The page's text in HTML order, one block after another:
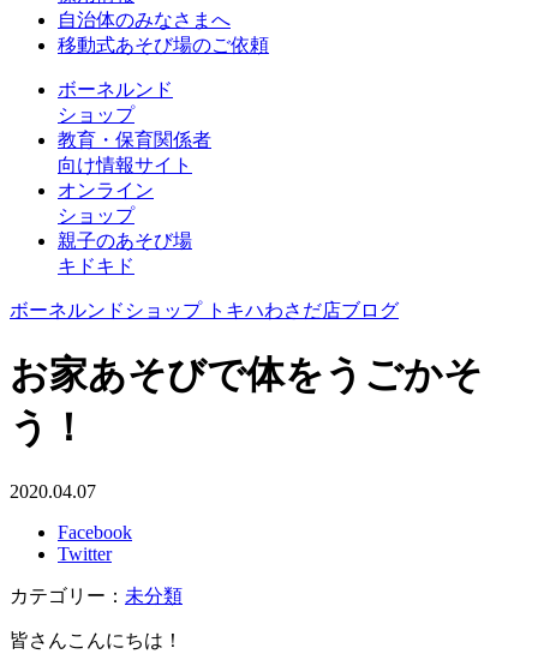
自治体のみなさまへ
移動式あそび場のご依頼
ボーネルンド
ショップ
教育・保育関係者
向け情報サイト
オンライン
ショップ
親子のあそび場
キドキド
ボーネルンドショップ トキハわさだ店ブログ
お家あそびで体をうごかそ
う！
2020.04.07
Facebook
Twitter
カテゴリー： 未分類
皆さんこんにちは！